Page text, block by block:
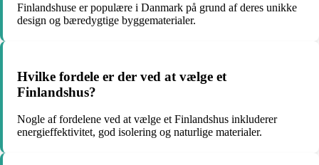
Finlandshuse er populære i Danmark på grund af deres unikke
design og bæredygtige byggematerialer.
Hvilke fordele er der ved at vælge et
Finlandshus?
Nogle af fordelene ved at vælge et Finlandshus inkluderer
energieffektivitet, god isolering og naturlige materialer.